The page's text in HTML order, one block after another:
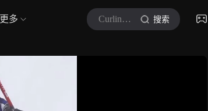
更多 Curling冰壶 搜索